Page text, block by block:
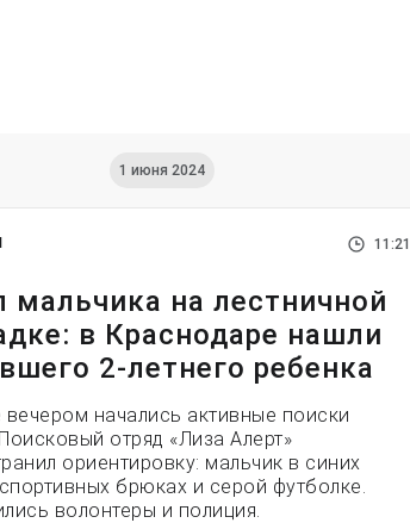
1 июня 2024
11:21
мальчика на лестничной
в Краснодаре нашли
2-летнего ребенка
вечером начались активные поиски
отряд «Лиза Алерт»
ориентировку: мальчик в синих
брюках и серой футболке.
волонтеры и полиция.